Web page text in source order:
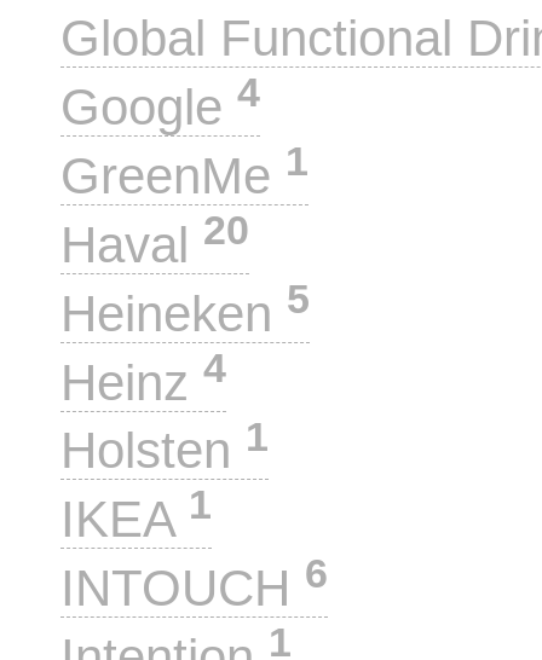
Global Functional
Google 4
GreenMe 1
Haval 20
Heineken 5
Heinz 4
Holsten 1
IKEA 1
INTOUCH 6
1